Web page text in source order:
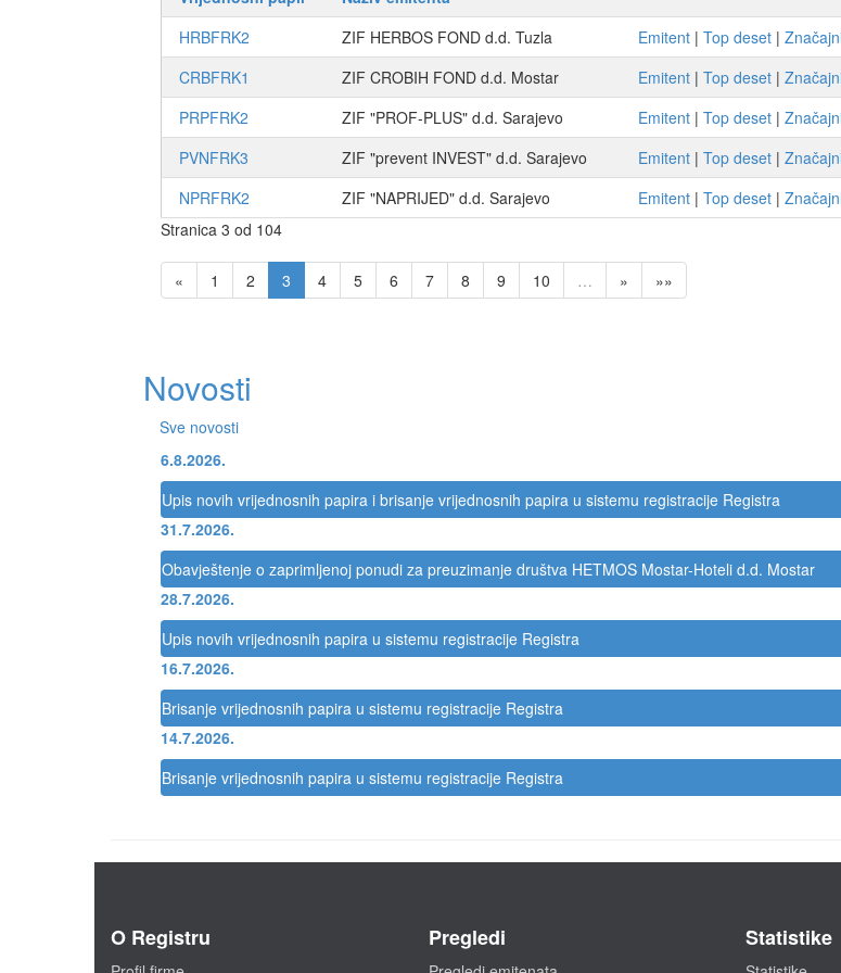
HRBFRK2
ZIF HERBOS FOND d.d. Tuzla Emitent | Top deset |
CRBFRK1
ZIF CROBIH FOND d.d. Mostar Emitent | Top deset |
PRPFRK2
ZIF "PROF-PLUS" d.d. Sarajevo Emitent | Top deset |
PVNFRK3
ZIF "prevent INVEST" d.d. Sarajevo Emitent | Top deset |
NPRFRK2
ZIF "NAPRIJED" d.d. Sarajevo Emitent | Top deset |
Stranica 3 od 104
« 1 2 3 4 5 6 7 8 9 10 … » »»
Novosti
Sve novosti
6.8.2026.
Upis novih vrijednosnih papira i brisanje vrijednosnih papira u sistemu registracije Registra
31.7.2026.
Obavještenje o zaprimljenoj ponudi za preuzimanje društva HETMOS Mostar-Hoteli d.d. Mostar
28.7.2026.
Upis novih vrijednosnih papira u sistemu registracije Registra
16.7.2026.
Brisanje vrijednosnih papira u sistemu registracije Registra
14.7.2026.
Brisanje vrijednosnih papira u sistemu registracije Registra
O Registru Pregledi Statistike